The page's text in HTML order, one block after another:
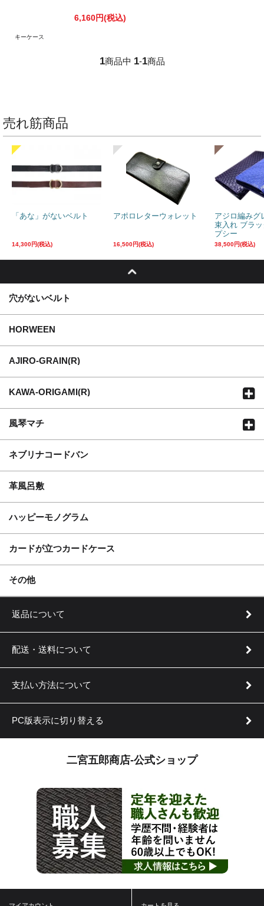
6,160円(税込)
キーケース
1商品中 1-1商品
売れ筋商品
「あな」がないベルト
14,300円(税込)
アポロレターウォレット
16,500円(税込)
アジロ編みグ
束入れ ブラ
プシー
38,500円(税込)
穴がないベルト
HORWEEN
AJIRO-GRAIN(R)
KAWA-ORIGAMI(R)
風琴マチ
ネブリナコードバン
革風呂敷
ハッピーモノグラム
カードが立つカードケース
その他
返品について
配送・送料について
支払い方法について
PC版表示に切り替える
二宮五郎商店-公式ショップ